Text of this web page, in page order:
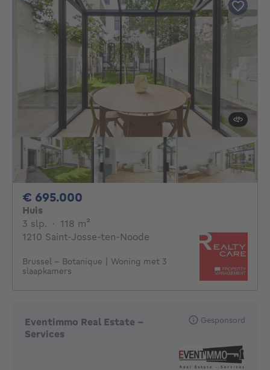
€ 695.000
Huis
3 slp. 3 slaapkamers
· 118 m²
1210 Saint-Josse-ten-Noode
Brussel - Botanique | Woning met 3
slaapkamers
Eventimmo Real Estate -
Services
Gesponsord